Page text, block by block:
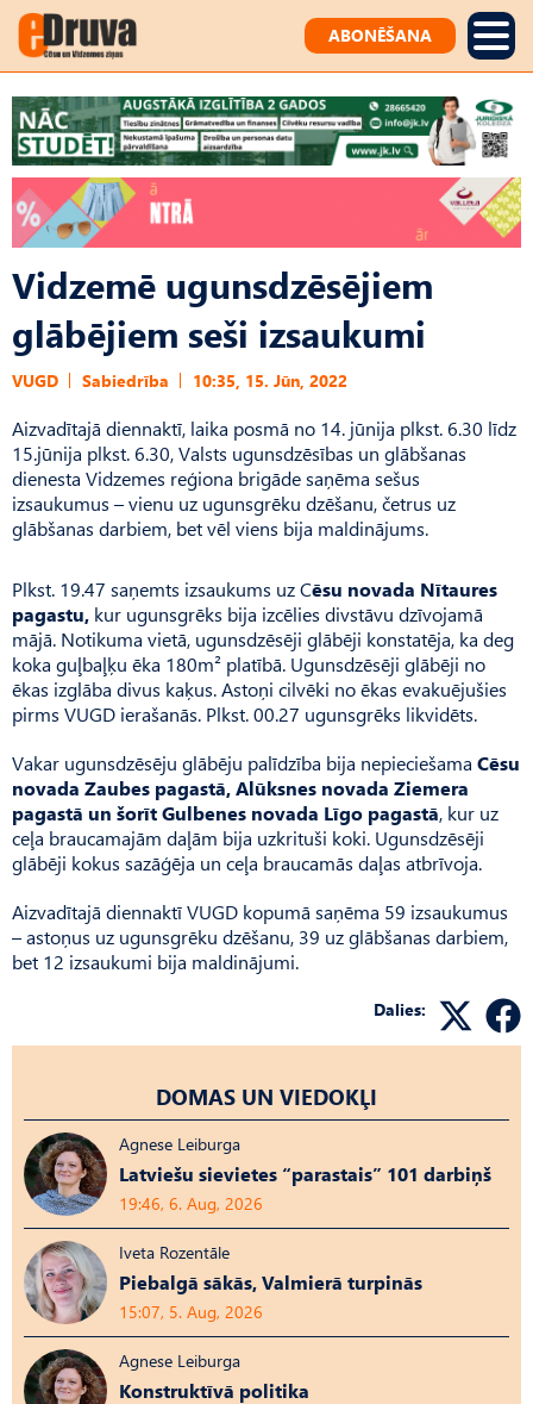
ABONĒŠANA
Vidzemē ugunsdzēsējiem
glābējiem seši izsaukumi
VUGD Sabiedrība 10:35, 15. Jūn, 2022
Aizvadītajā diennaktī, laika posmā no 14. jūnija plkst. 6.30 līdz
15.jūnija plkst. 6.30, Valsts ugunsdzēsības un glābšanas
dienesta Vidzemes reģiona brigāde saņēma sešus
izsaukumus – vienu uz ugunsgrēku dzēšanu, četrus uz
glābšanas darbiem, bet vēl viens bija maldinājums.
Plkst. 19.47 saņemts izsaukums uz Cēsu novada Nītaures
pagastu, kur ugunsgrēks bija izcēlies divstāvu dzīvojamā
mājā. Notikuma vietā, ugunsdzēsēji glābēji konstatēja, ka deg
koka guļbaļķu ēka 180m² platībā. Ugunsdzēsēji glābēji no
ēkas izglāba divus kaķus. Astoņi cilvēki no ēkas evakuējušies
pirms VUGD ierašanās. Plkst. 00.27 ugunsgrēks likvidēts.
Vakar ugunsdzēsēju glābēju palīdzība bija nepieciešama Cēsu
novada Zaubes pagastā, Alūksnes novada Ziemera
pagastā un šorīt Gulbenes novada Līgo pagastā, kur uz
ceļa braucamajām daļām bija uzkrituši koki. Ugunsdzēsēji
glābēji kokus sazāģēja un ceļa braucamās daļas atbrīvoja.
Aizvadītajā diennaktī VUGD kopumā saņēma 59 izsaukumus
– astoņus uz ugunsgrēku dzēšanu, 39 uz glābšanas darbiem,
bet 12 izsaukumi bija maldinājumi.
Dalies:
DOMAS UN VIEDOKĻI
Agnese Leiburga
Latviešu sievietes “parastais” 101 darbiņš
19:46, 6. Aug, 2026
Iveta Rozentāle
Piebalgā sākās, Valmierā turpinās
15:07, 5. Aug, 2026
Agnese Leiburga
Konstruktīvā politika